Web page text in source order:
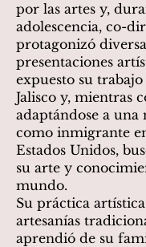
por las artes y,
adolescencia, co-
protagonizó
presentaciones
expuesto su
Jalisco y, mientras
adaptándose a
como inmigrante
Estados Unidos,
su arte y
mundo.
Su práctica
artesanías
aprendió de su